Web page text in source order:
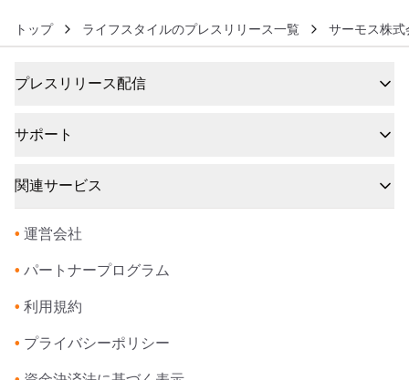
トップ ライフスタイルのプレスリリース一覧 サーモス株式
プレスリリース配信
サポート
関連サービス
• 運営会社
• パートナープログラム
• 利用規約
• プライバシーポリシー